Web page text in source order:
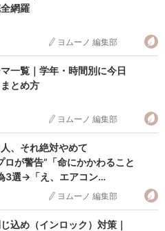
網羅
ヨムーノ 編集部
一覧｜学年・時間別に今日
とめ方
ヨムーノ 編集部
人、それ絶対やめて
ロが警告”「命にかかわること
3選→「え、エアコン
った…」
ヨムーノ 編集部
込め（インロック）対策｜